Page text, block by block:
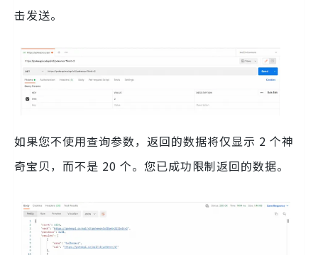
击发送。
如果您不使用查询参数，返回的数据将仅显示 2 个神
奇宝贝，而不是 20 个。您已成功限制返回的数据。